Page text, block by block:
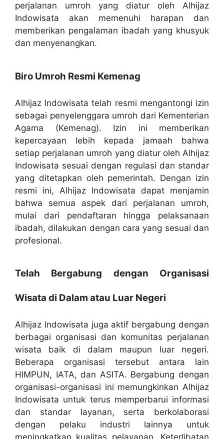
perjalanan umroh yang diatur oleh Alhijaz
Indowisata akan memenuhi harapan dan
memberikan pengalaman ibadah yang khusyuk
dan menyenangkan.
Biro Umroh Resmi Kemenag
Alhijaz Indowisata telah resmi mengantongi izin
sebagai penyelenggara umroh dari Kementerian
Agama (Kemenag). Izin ini memberikan
kepercayaan lebih kepada jamaah bahwa
setiap perjalanan umroh yang diatur oleh Alhijaz
Indowisata sesuai dengan regulasi dan standar
yang ditetapkan oleh pemerintah. Dengan izin
resmi ini, Alhijaz Indowisata dapat menjamin
bahwa semua aspek dari perjalanan umroh,
mulai dari pendaftaran hingga pelaksanaan
ibadah, dilakukan dengan cara yang sesuai dan
profesional.
Telah Bergabung dengan Organisasi
Wisata di Dalam atau Luar Negeri
Alhijaz Indowisata juga aktif bergabung dengan
berbagai organisasi dan komunitas perjalanan
wisata baik di dalam maupun luar negeri.
Beberapa organisasi tersebut antara lain
HIMPUN, IATA, dan ASITA. Bergabung dengan
organisasi-organisasi ini memungkinkan Alhijaz
Indowisata untuk terus memperbarui informasi
dan standar layanan, serta berkolaborasi
dengan pelaku industri lainnya untuk